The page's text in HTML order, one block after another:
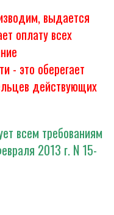
выдается
оплату всех
- это оберегает
действующих
всем требованиям
2013 г. N 15-